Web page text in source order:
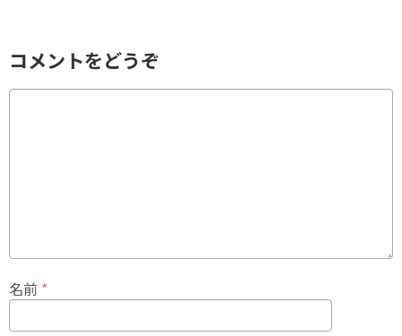
コメントをどうぞ
名前 *